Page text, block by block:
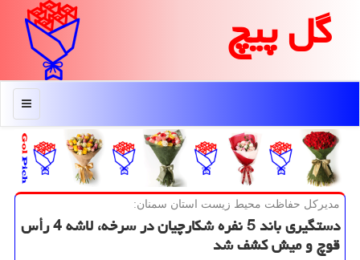
گل پیچ
منو
مدیركل حفاظت محیط زیست استان سمنان:
دستگیری باند 5 نفره شكارچیان در سرخه، لاشه 4 رأس
قوچ و میش كشف شد